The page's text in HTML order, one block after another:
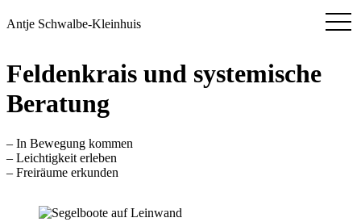
Antje Schwalbe-Kleinhuis
Feldenkrais und systemische
Beratung
– In Bewegung kommen
– Leichtigkeit erleben
– Freiräume erkunden